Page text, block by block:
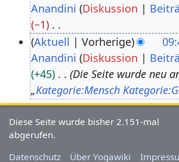
z
2
0
Anandini Diskussion
−1
K
e
i
n
e
B
e
a
Aktuell Vorherige
Anandini Diskussion
+45
Die Seite wurde neu
„Kategorie:Mensch
Diese Seite wurde bisher 2.151-mal
abgerufen.
Datenschutz
Über Yogawiki